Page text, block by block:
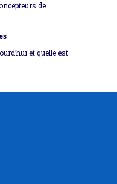
de
et quelle est